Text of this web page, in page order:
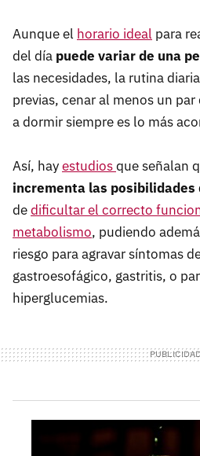
Aunque el horario ideal para
del día puede variar de una
las necesidades, la rutina
previas, cenar al menos un
a dormir siempre es lo más
Así, hayestudiosque señalan
incrementa las
dedificultar el correcto
metabolismo, pudiendo
riesgo para agravar síntomas
gastroesofágico, gastritis, o
hiperglucemias.